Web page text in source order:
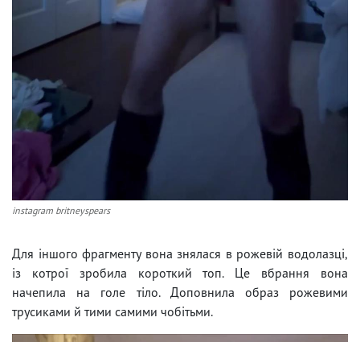
instagram britneyspears
Для іншого фрагменту вона знялася в рожевій водолазці,
із котрої зробила короткий топ. Це вбрання вона
начепила на голе тіло. Доповнила образ рожевими
трусиками й тими самими чобітьми.